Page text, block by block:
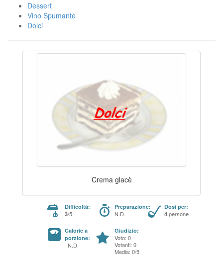
Dessert
Vino Spumante
Dolci
Crema glacè
Difficoltá:
3/5
Preparazione:
N.D.
Dosi per:
4 persone
Calorie a
porzione:
N.D.
Giudizio:
Voto: 0
Votanti: 0
Media: 0/5